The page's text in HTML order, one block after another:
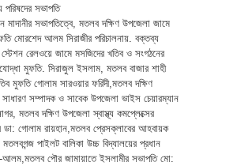
সভাপতি
মাদানীর সভাপতিত্বে, মতলব দক্ষিণ উপজেলা জামে
মোরশেদ আলম সিরাজীর পরিচালনায়. বক্তব্য
রেলওয়ে জামে মসজিদের খতিব ও সংগঠনের
মুফতি. সিরাজুল ইসলাম, মতলব বাজার শাহী
মুফতি গোলাম সারওয়ার ফরিদী,মতলব দক্ষিণ
সম্পাদক ও সাবেক উপজেলা ভাইস চেয়ারম্যান
মতলব দক্ষিণ উপজেলা স্বাস্থ্য কমপ্লেক্সের
ডা: গোলাম রায়হান,মতলব প্রেসক্লাবের আহবায়ক
পাইলট বালিকা উচ্চ বিদ্যালয়ের প্রধান
আলম,মতলব পৌর জামায়াতে ইসলামীর সভাপতি মো: